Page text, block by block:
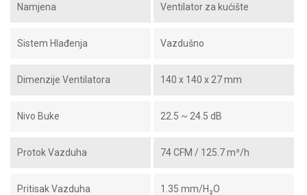
Namjena Ventilator za kućište
Sistem Hlađenja Vazdušno
Dimenzije Ventilatora 140 x 140 x 27 mm
Nivo Buke 22.5 ~ 24.5 dB
Protok Vazduha 74 CFM / 125.7 m³/h
Pritisak Vazduha 1.35 mm/H₂O